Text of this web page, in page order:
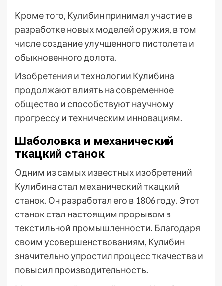
Кроме того, Кулибин принимал участие в
разработке новых моделей оружия, в том
числе создание улучшенного пистолета и
обыкновенного долота.
Изобретения и технологии Кулибина
продолжают влиять на современное
общество и способствуют научному
прогрессу и техническим инновациям.
Шаболовка и механический
ткацкий станок
Одним из самых известных изобретений
Кулибина стал механический ткацкий
станок. Он разработал его в 1806 году. Этот
станок стал настоящим прорывом в
текстильной промышленности. Благодаря
своим усовершенствованиям, Кулибин
значительно упростил процесс ткачества и
повысил производительность.